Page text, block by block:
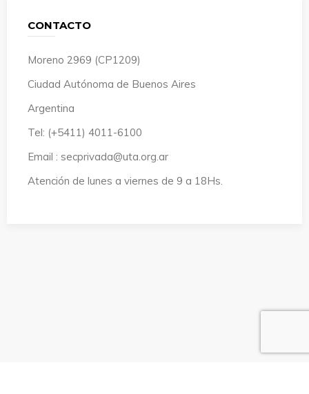
CONTACTO
Moreno 2969 (CP1209)
Ciudad Autónoma de Buenos Aires
Argentina
Tel: (+5411) 4011-6100
Email : secprivada@uta.org.ar
Atención de lunes a viernes de 9 a 18Hs.